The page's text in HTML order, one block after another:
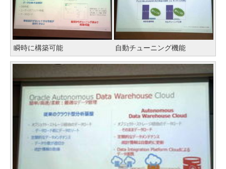
瞬時に構築可能 自動チューニング機能